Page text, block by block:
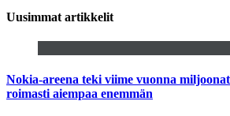
Uusimmat artikkelit
Nokia-areena teki viime vuonna
roimasti aiempaa enemmän